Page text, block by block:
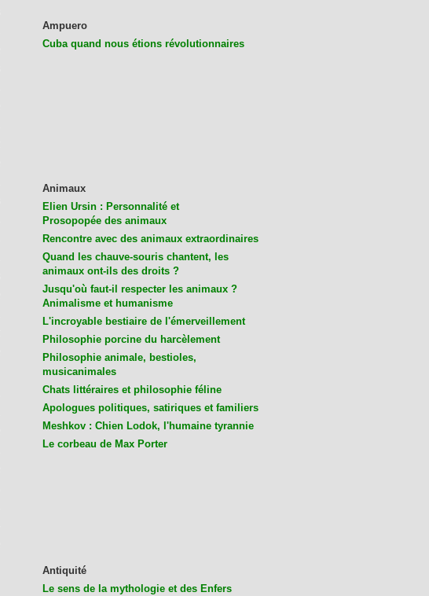
Ampuero
Cuba quand nous étions révolutionnaires
Animaux
Elien Ursin : Personnalité et
Prosopopée des animaux
Rencontre avec des animaux extraordinaires
Quand les chauve-souris chantent, les
animaux ont-ils des droits ?
Jusqu'où faut-il respecter les animaux ?
Animalisme et humanisme
L'incroyable bestiaire de l'émerveillement
Philosophie porcine du harcèlement
Philosophie animale, bestioles,
musicanimales
Chats littéraires et philosophie féline
Apologues politiques, satiriques et familiers
Meshkov : Chien Lodok, l'humaine tyrannie
Le corbeau de Max Porter
Antiquité
Le sens de la mythologie et des Enfers